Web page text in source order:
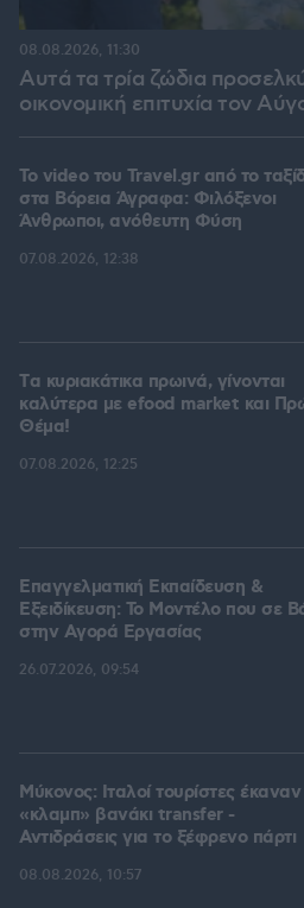
Αυτά τα τρία ζώδια
οικονομική επιτυχία τον
08.08.2026, 11:30
To video του Travel.gr από το
στα Βόρεια Άγραφα: Φιλόξενοι
Άνθρωποι, ανόθευτη Φύση
07.08.2026, 12:38
Tα κυριακάτικα πρωινά, γίνονται
καλύτερα με efood market και
Θέμα!
07.08.2026, 12:25
Επαγγελματική Εκπαίδευση &
Εξειδίκευση: Το Mοντέλο που σε
στην Aγορά Eργασίας
26.07.2026, 09:54
Μύκονος: Ιταλοί τουρίστες έκαναν
«κλαμπ» βανάκι transfer -
Αντιδράσεις για το ξέφρενο πάρτι
08.08.2026, 10:57